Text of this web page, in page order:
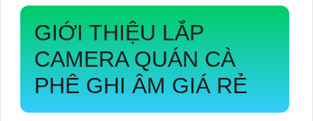
GIỚI THIỆU LẮP
CAMERA QUÁN CÀ
PHÊ GHI ÂM GIÁ RẺ